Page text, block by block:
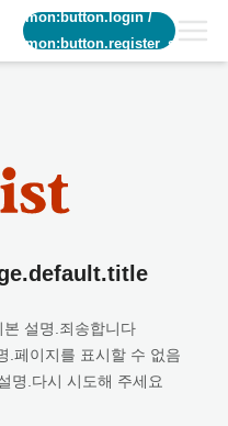
common:button.login/
common:button.register_short
설명.죄송합니다
.페이지를 표시할 수 없음
명.다시 시도해 주세요